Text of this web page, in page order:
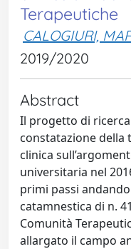
Terapeutiche
CALOGIURI,
2019/2020
Abstract
Il progetto di
constatazione della
clinica
universitaria nel
primi passi
catamnestica di n.
Comunità
allargato il campo